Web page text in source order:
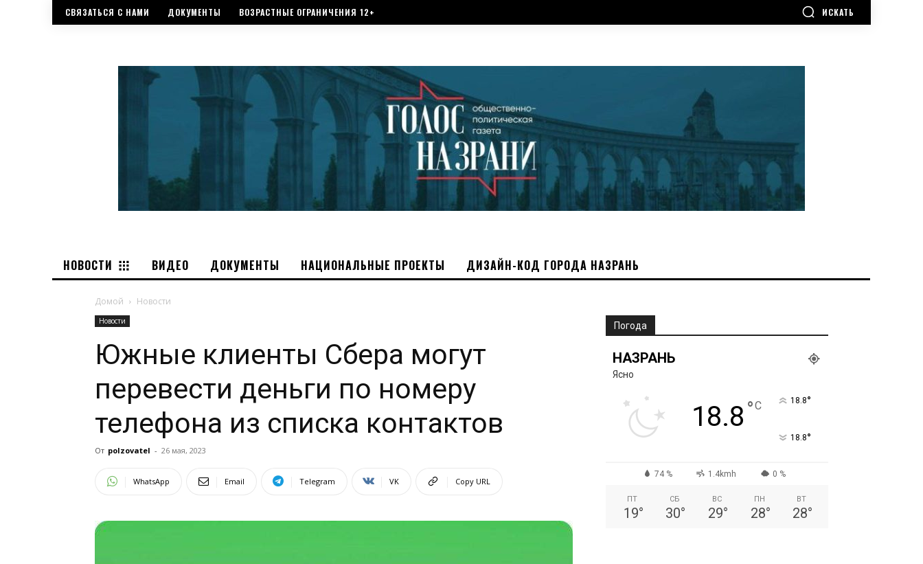
СВЯЗАТЬСЯ С НАМИ ДОКУМЕНТЫ ВОЗРАСТНЫЕ ОГРАНИЧЕНИЯ 12+ ИСКАТЬ
НОВОСТИ ВИДЕО ДОКУМЕНТЫ НАЦИОНАЛЬНЫЕ ПРОЕКТЫ ДИЗАЙН-КОД ГОРОДА НАЗРАНЬ
Домой Новости
Новости
Южные клиенты Сбера могут
перевести деньги по номеру
телефона из списка контактов
От polzovatel - 26 мая, 2023
WhatsApp Email Telegram VK Copy URL
Погода
НАЗРАНЬ
Ясно
18.8 °C 18.8°
18.8°
74 % 1.4kmh 0 %
ПТ
19°
СБ
30°
ВС
29°
ПН
28°
ВТ
28°